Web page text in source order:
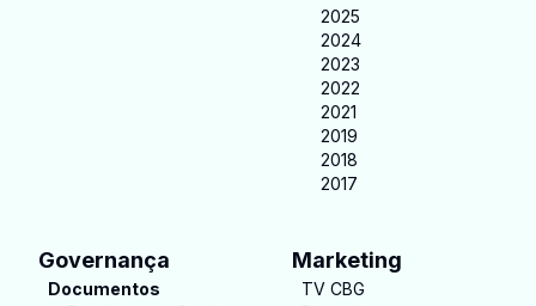
2025
2024
2023
2022
2021
2019
2018
2017
Governança
Documentos
Marketing
TV CBG